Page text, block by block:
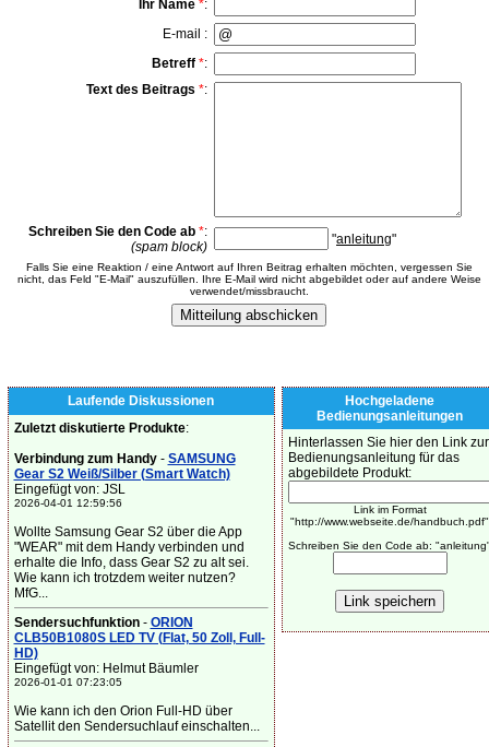
Ihr Name *:
E-mail :
Betreff *:
Text des Beitrags *:
Schreiben Sie den Code ab *:
(spam block)
"anleitung"
Falls Sie eine Reaktion / eine Antwort auf Ihren Beitrag erhalten möchten, vergessen Sie
nicht, das Feld "E-Mail" auszufüllen. Ihre E-Mail wird nicht abgebildet oder auf andere Weise
verwendet/missbraucht.
Laufende Diskussionen
Zuletzt diskutierte Produkte:
Verbindung zum Handy- SAMSUNG
Gear S2 Weiß/Silber (Smart Watch)
Eingefügt von: JSL
2026-04-01 12:59:56
Wollte Samsung Gear S2 über die App
"WEAR" mit dem Handy verbinden und
erhalte die Info, dass Gear S2 zu alt sei.
Wie kann ich trotzdem weiter nutzen?
MfG...
Sendersuchfunktion- ORION
CLB50B1080S LED TV (Flat, 50 Zoll, Full-
HD)
Eingefügt von: Helmut Bäumler
2026-01-01 07:23:05
Wie kann ich den Orion Full-HD über
Satellit den Sendersuchlauf einschalten...
Hochgeladene
Bedienungsanleitungen
Hinterlassen Sie hier den Link zur
Bedienungsanleitung für das
abgebildete Produkt:
Link im Format
"http://www.webseite.de/handbuch.pdf"
Schreiben Sie den Code ab: